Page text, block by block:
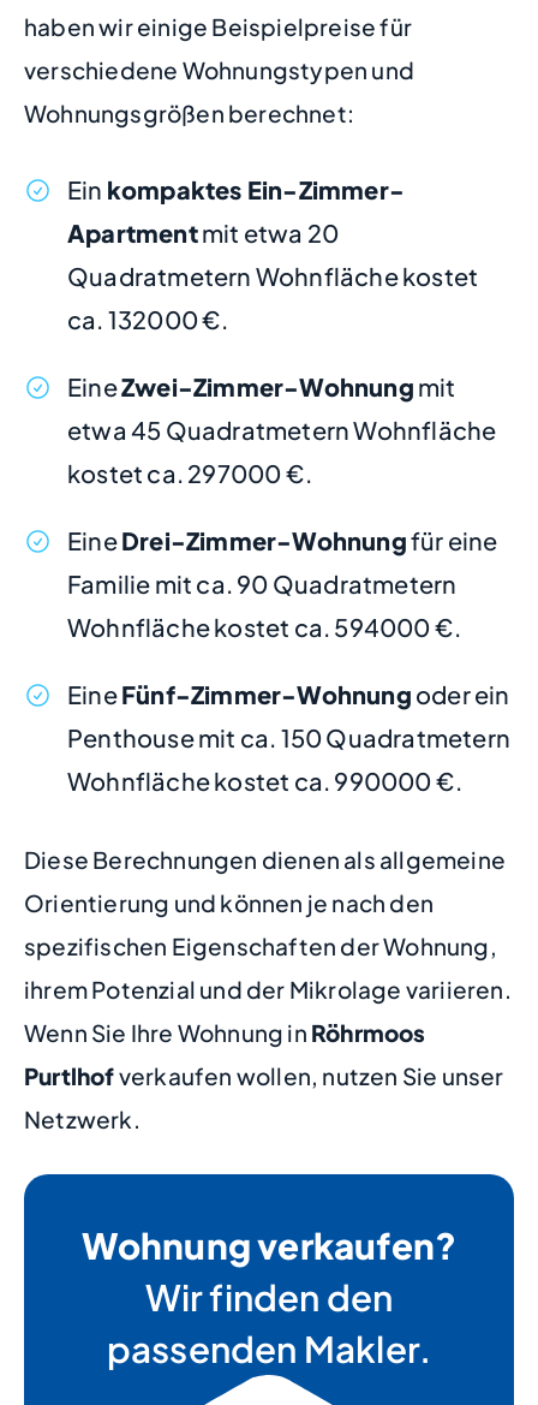
haben wir einige Beispielpreise für
verschiedene Wohnungstypen und
Wohnungsgrößen berechnet:
Ein kompaktes Ein-Zimmer-
Apartmentmit etwa 20
Quadratmetern Wohnfläche kostet
ca. 132000 €.
EineZwei-Zimmer-Wohnung mit
etwa 45 Quadratmetern Wohnfläche
kostet ca. 297000 €.
EineDrei-Zimmer-Wohnungfür eine
Familie mit ca. 90 Quadratmetern
Wohnfläche kostet ca. 594000 €.
EineFünf-Zimmer-Wohnung oder ein
Penthouse mit ca. 150 Quadratmetern
Wohnfläche kostet ca. 990000 €.
Diese Berechnungen dienen als allgemeine
Orientierung und können je nach den
spezifischen Eigenschaften der Wohnung,
ihrem Potenzial und der Mikrolage variieren.
Wenn Sie Ihre Wohnung in Röhrmoos
Purtlhofverkaufen wollen, nutzen Sie unser
Netzwerk.
Wohnung verkaufen?
Wir finden den
passenden Makler.